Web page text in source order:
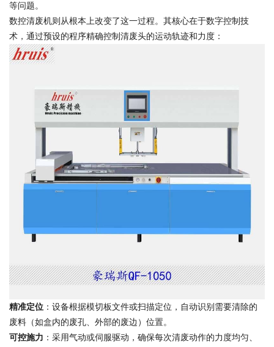
等问题。
数控清废机则从根本上改变了这一过程。其核心在于数字控制技
术，通过预设的程序精确控制清废头的运动轨迹和力度：
精准定位 ：设备根据模切板文件或扫描定位，自动识别需要清除的
废料（如盒内的废孔、外部的废边）位置。
可控施力 ：采用气动或伺服驱动，确保每次清废动作的力度均匀、